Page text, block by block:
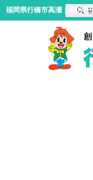
福岡県行橋市高瀬｜400万